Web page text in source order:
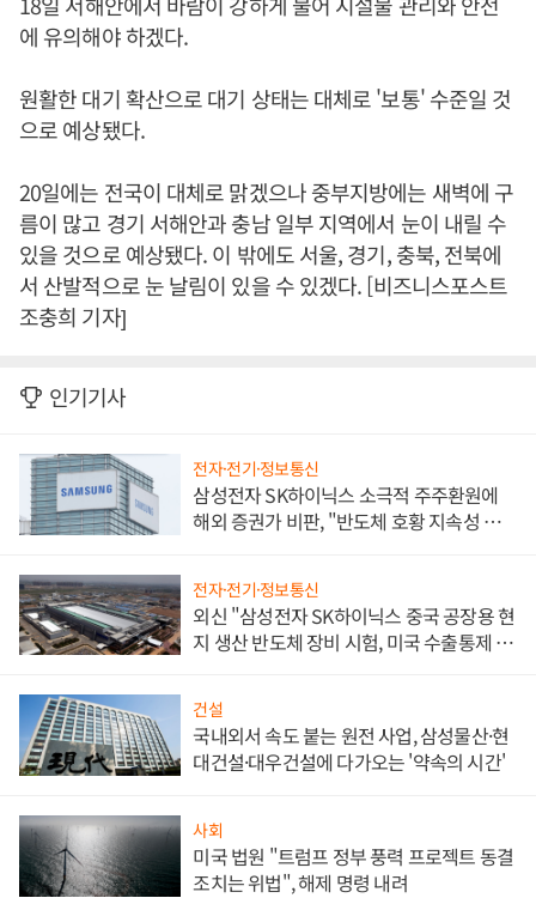
에 유의해야 하겠다.
원활한 대기 확산으로 대기 상태는 대체로 '보통' 수준일 것
으로 예상됐다.
20일에는 전국이 대체로 맑겠으나 중부지방에는 새벽에 구
름이 많고 경기 서해안과 충남 일부 지역에서 눈이 내릴 수
있을 것으로 예상됐다. 이 밖에도 서울, 경기, 충북, 전북에
서 산발적으로 눈 날림이 있을 수 있겠다. [비즈니스포스트
조충희 기자]
인기기사
전자·전기·정보통신
삼성전자 SK하이닉스 소극적 주주환원에
해외 증권가 비판, "반도체 호황 지속성 의
전자·전기·정보통신
외신 "삼성전자 SK하이닉스 중국 공장용 현
지 생산 반도체 장비 시험, 미국 수출통제 대
건설
국내외서 속도 붙는 원전 사업, 삼성물산·현
대건설·대우건설에 다가오는 '약속의 시간'
사회
미국 법원 "트럼프 정부 풍력 프로젝트 동결
조치는 위법", 해제 명령 내려